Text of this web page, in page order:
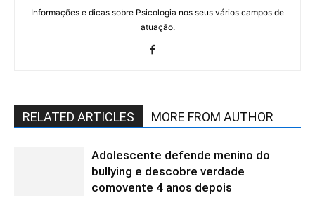
Informações e dicas sobre Psicologia nos seus vários campos de
atuação.
RELATED ARTICLES MORE FROM AUTHOR
Adolescente defende menino do
bullying e descobre verdade
comovente 4 anos depois